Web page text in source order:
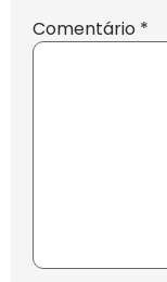
Comentário *